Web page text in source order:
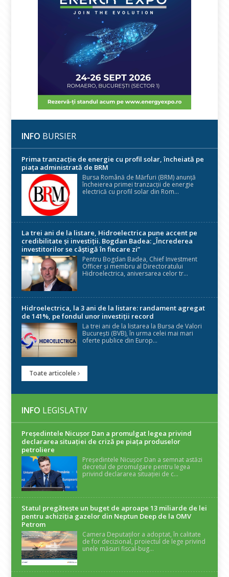
INFO BURSIER
Prima tranzacție de energie cu profil solar, încheiată pe
piața administrată de BRM
Bursa Română de Mărfuri (BRM) anunță
încheierea primei tranzacții de energie
electrică cu profil solar din Rom...
La trei ani de la listare, Hidroelectrica pune accent pe
credibilitate și investiții. Bogdan Badea: „Încrederea
investitorilor se câștigă în fiecare zi”
Pentru Bogdan Badea, Chief Investment
Officer și membru al Directoratului
Hidroelectrica, aniversarea celor tr...
Hidroelectrica, la 3 ani de la listare: randament agregat
de 141%, pe fondul unor investiții record
La trei ani de la listarea la Bursa de Valori
București (BVB), în urma celei mai mari
oferte publice din Europ...
Toate articolele
INFO LEGISLATIV
Președintele Nicuşor Dan a promulgat legea privind
declararea situaţiei de criză pe piaţa produselor
petroliere
Președintele Nicușor Dan a semnat astăzi
decretul de promulgare pentru legea
privind declararea situației de c...
Statul pregătește un buget de aproape 13 miliarde de lei
pentru achiziția gazelor din Neptun Deep de la OMV
Petrom
Camera Deputaților a adoptat, în calitate
de for decizional, proiectul de lege privind
unele măsuri fiscal-bug...